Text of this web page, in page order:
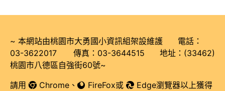
~ 本網站由桃園市大勇國小資訊組架設維護 電話：
03-3622017 傳真：03-3644515 地址：(33462)
桃園市八德區自強街60號~
請用
Chrome 、 FireFox或
Edge瀏覽器以上獲得